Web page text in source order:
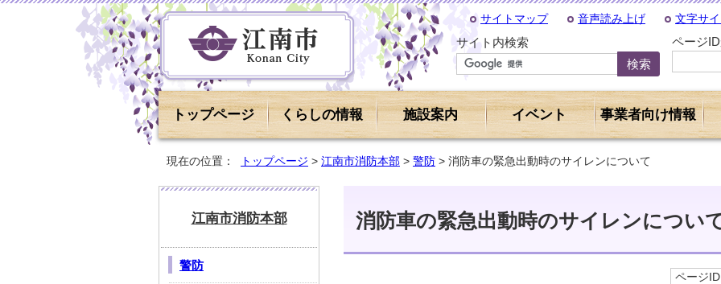
サイトマップ 音声読み上げ 文字サ
サイト内検索 ページ
トップページ くらしの情報 施設案内 イベント 事業者向け情報
現在の位置： トップページ > 江南市消防本部 > 警防 > 消防車の緊急出動時のサイレンについて
消防車の緊急出動時のサイレンについ
ページ
江南市消防本部
警防